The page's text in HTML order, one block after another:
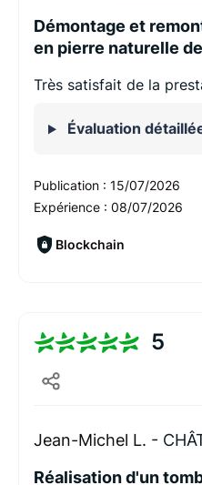
Démontage et
en pierre naturelle
Très satisfait de la
Évaluation
Publication : 15/07/2026
Expérience : 08/07/2026
Blockchain
5
Jean-Michel L. -
Réalisation d'un